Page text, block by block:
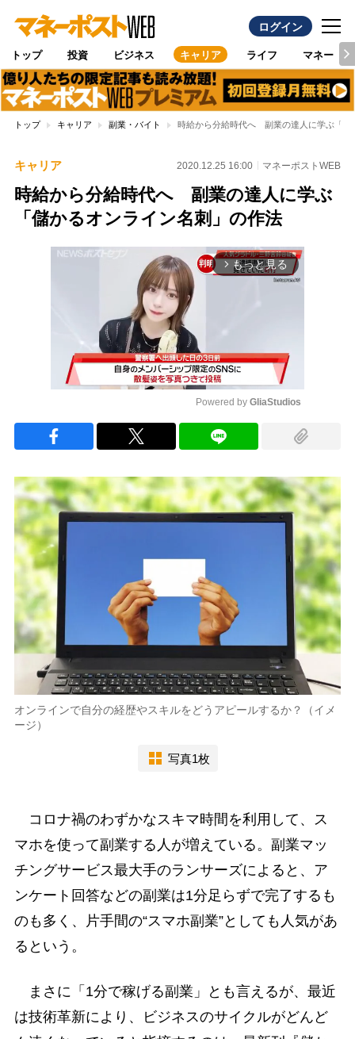
ログイン
トップ 投資 ビジネス キャリア ライフ マネー
トップ キャリア 副業・バイト 時給から分給時代へ 副業の達人に学ぶ「儲
キャリア 2020.12.25 16:00 マネーポストWEB
時給から分給時代へ 副業の達人に学ぶ
「儲かるオンライン名刺」の作法
arrow_forward_ios もっと見る
Powered by GliaStudios
オンラインで自分の経歴やスキルをどうアピールするか？（イメ
ージ）
写真1枚
コロナ禍のわずかなスキマ時間を利用して、ス
マホを使って副業する人が増えている。副業マッ
チングサービス最大手のランサーズによると、ア
ンケート回答などの副業は1分足らずで完了するも
のも多く、片手間の“スマホ副業”としても人気があ
るという。
まさに「1分で稼げる副業」とも言えるが、最近
は技術革新により、ビジネスのサイクルがどんど